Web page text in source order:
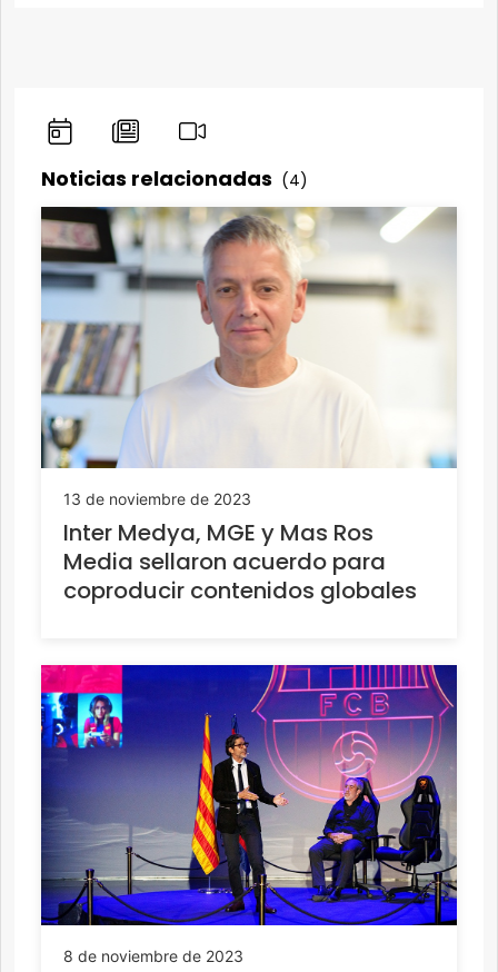
Noticias relacionadas (4)
13 de noviembre de 2023
Inter Medya, MGE y Mas Ros
Media sellaron acuerdo para
coproducir contenidos globales
8 de noviembre de 2023